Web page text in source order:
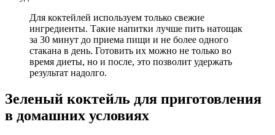
Для коктейлей используем только свежие
ингредиенты. Такие напитки лучше пить натощак
за 30 минут до приема пищи и не более одного
стакана в день. Готовить их можно не только во
время диеты, но и после, это позволит удержать
результат надолго.
Зеленый коктейль для приготовления
в домашних условиях